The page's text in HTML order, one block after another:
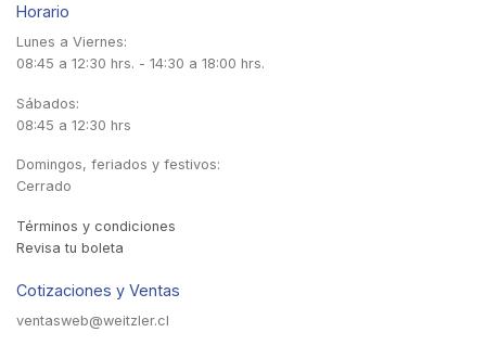
Horario
Lunes a Viernes:
08:45 a 12:30 hrs. - 14:30 a 18:00 hrs.
Sábados:
08:45 a 12:30 hrs
Domingos, feriados y festivos:
Cerrado
Términos y condiciones
Revisa tu boleta
Cotizaciones y Ventas
ventasweb@weitzler.cl